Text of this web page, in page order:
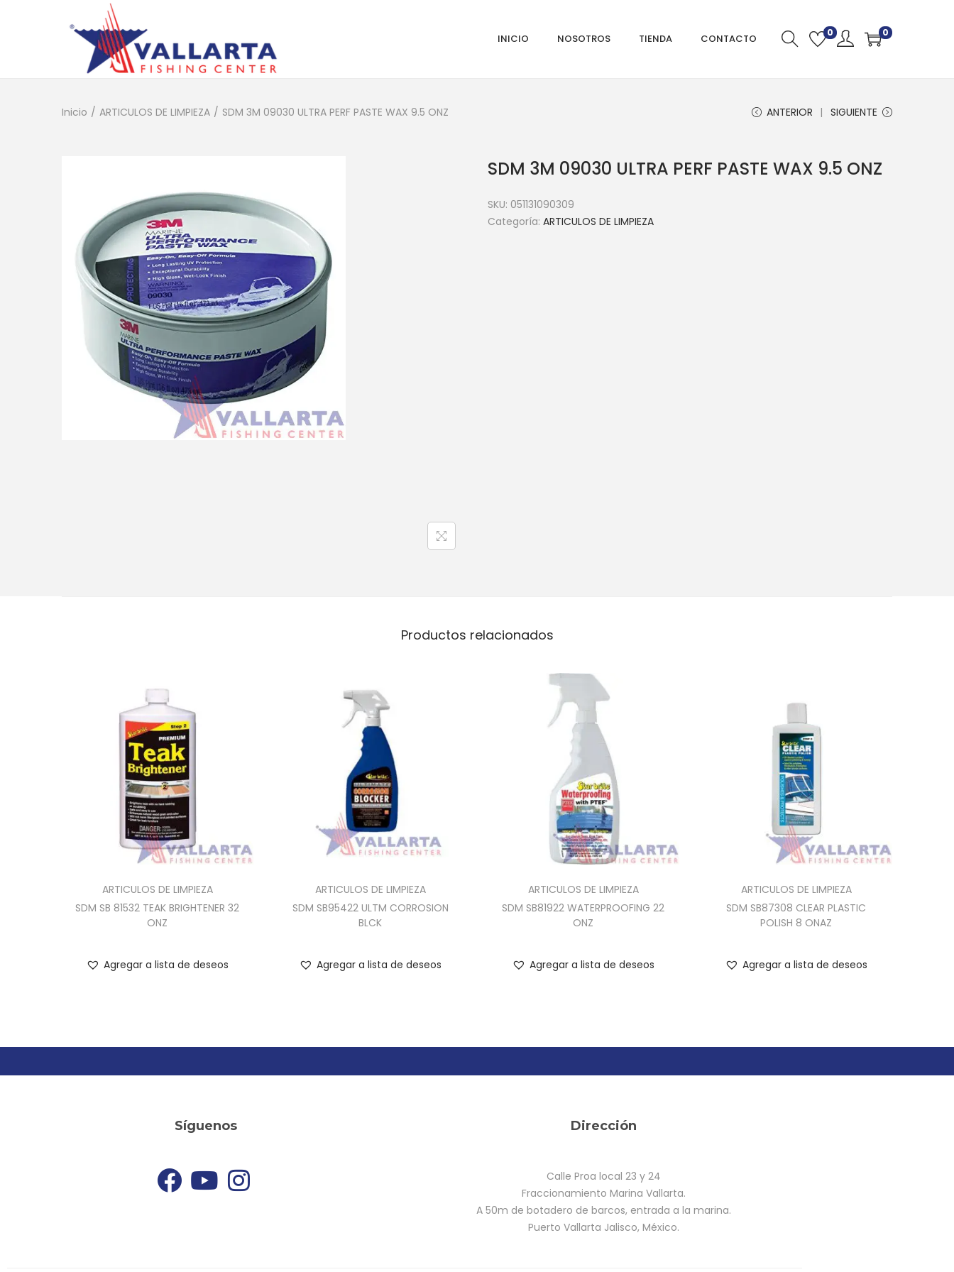
INICIO NOSOTROS TIENDA CONTACTO 0 0
Inicio / ARTICULOS DE LIMPIEZA / SDM 3M 09030 ULTRA PERF PASTE WAX 9.5 ONZ ANTERIOR SIGUIENTE
SDM 3M 09030 ULTRA PERF PASTE WAX 9.5 ONZ
SKU: 051131090309
Categoría: ARTICULOS DE LIMPIEZA
Productos relacionados
ARTICULOS DE LIMPIEZA
SDM SB 81532 TEAK BRIGHTENER 32
ONZ
Agregar a lista de deseos
ARTICULOS DE LIMPIEZA
SDM SB95422 ULTM CORROSION
BLCK
Agregar a lista de deseos
ARTICULOS DE LIMPIEZA
SDM SB81922 WATERPROOFING 22
ONZ
Agregar a lista de deseos
ARTICULOS DE LIMPIEZA
SDM SB87308 CLEAR PLASTIC
POLISH 8 ONAZ
Agregar a lista de deseos
Síguenos Dirección
Calle Proa local 23 y 24
Fraccionamiento Marina Vallarta.
A 50m de botadero de barcos, entrada a la marina.
Puerto Vallarta Jalisco, México.